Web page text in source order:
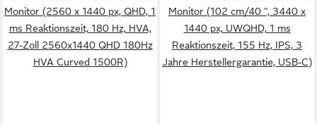
Monitor (2560 x 1440 px, QHD, 1
ms Reaktionszeit, 180 Hz, HVA,
27-Zoll 2560x1440 QHD 180Hz
HVA Curved 1500R)
Monitor (102 cm/40 ", 3440 x
1440 px, UWQHD, 1 ms
Reaktionszeit, 155 Hz, IPS, 3
Jahre Herstellergarantie, USB-C)